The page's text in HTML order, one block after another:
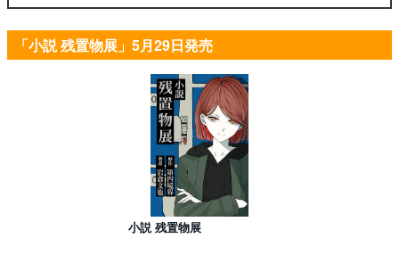
「小説 残置物展」5月29日発売
小説 残置物展